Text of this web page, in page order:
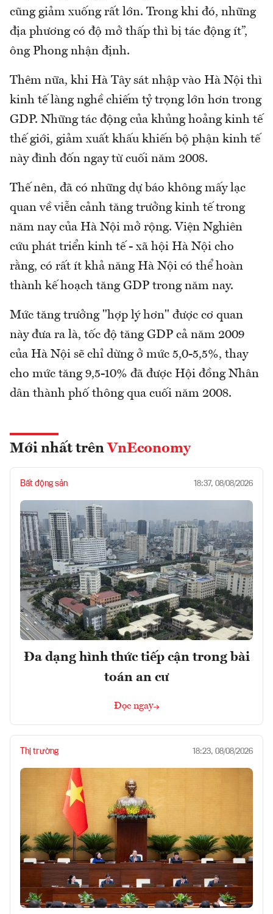
cũng giảm xuống rất lớn. Trong khi đó, những
địa phương có độ mở thấp thì bị tác động ít”,
ông Phong nhận định.
Thêm nữa, khi Hà Tây sát nhập vào Hà Nội thì
kinh tế làng nghề chiếm tỷ trọng lớn hơn trong
GDP. Những tác động của khủng hoảng kinh tế
thế giới, giảm xuất khấu khiến bộ phận kinh tế
này đình đốn ngay từ cuối năm 2008.
Thế nên, đã có những dự báo không mấy lạc
quan về viễn cảnh tăng trưởng kinh tế trong
năm nay của Hà Nội mở rộng. Viện Nghiên
cứu phát triển kinh tế - xã hội Hà Nội cho
rằng, có rất ít khả năng Hà Nội có thể hoàn
thành kế hoạch tăng GDP trong năm nay.
Mức tăng trưởng "hợp lý hơn" được cơ quan
này đưa ra là, tốc độ tăng GDP cả năm 2009
của Hà Nội sẽ chỉ dừng ở mức 5,0-5,5%, thay
cho mức tăng 9,5-10% đã được Hội đồng Nhân
dân thành phố thông qua cuối năm 2008.
Mới nhất trên VnEconomy
Bất động sản 18:37, 08/08/2026
Đa dạng hình thức tiếp cận trong bài
toán an cư
Đọc ngay
Thị trường 18:23, 08/08/2026